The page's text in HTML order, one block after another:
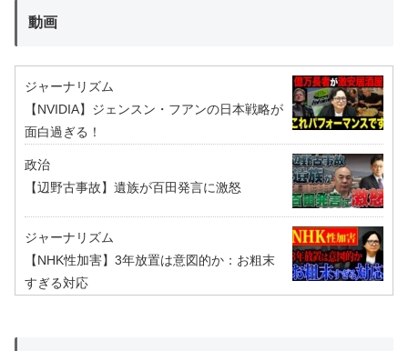
動画
ジャーナリズム
【NVIDIA】ジェンスン・フアンの日本戦略が
面白過ぎる！
政治
【辺野古事故】遺族が百田発言に激怒
ジャーナリズム
【NHK性加害】3年放置は意図的か：お粗末
すぎる対応